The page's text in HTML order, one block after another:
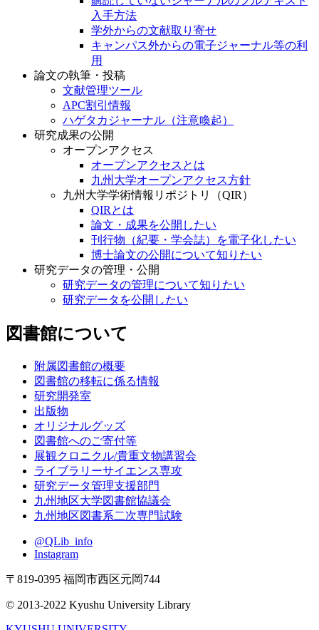
入手方法
学外からの文献取り寄せ
キャンパス外からの電子ジャーナル等の利
用
論文の執筆・投稿
文献管理ツール
APC割引情報
ハゲタカジャーナル（注意喚起）
研究成果の公開
オープンアクセス
オープンアクセスとは
九州大学オープンアクセス方針
九州大学学術情報リポジトリ（QIR）
QIRとは
論文・成果を公開したい
刊行物（紀要・学会誌）を電子化したい
博士論文の公開について知りたい
研究データの管理・公開
研究データの管理について知りたい
研究データを公開したい
図書館について
附属図書館の概要
図書館の移転に係る情報
研究開発室
出版物
オリジナルグッズ
図書館へのご寄付等
展観クロニクル/貴重文物講習会
ライブラリーサイエンス専攻
研究データ管理支援部門
九州地区大学図書館協議会
九州地区図書系二次専門試験
@QLib_info
Instagram
〒819-0395 福岡市西区元岡744
© 2013-2022 Kyushu University Library